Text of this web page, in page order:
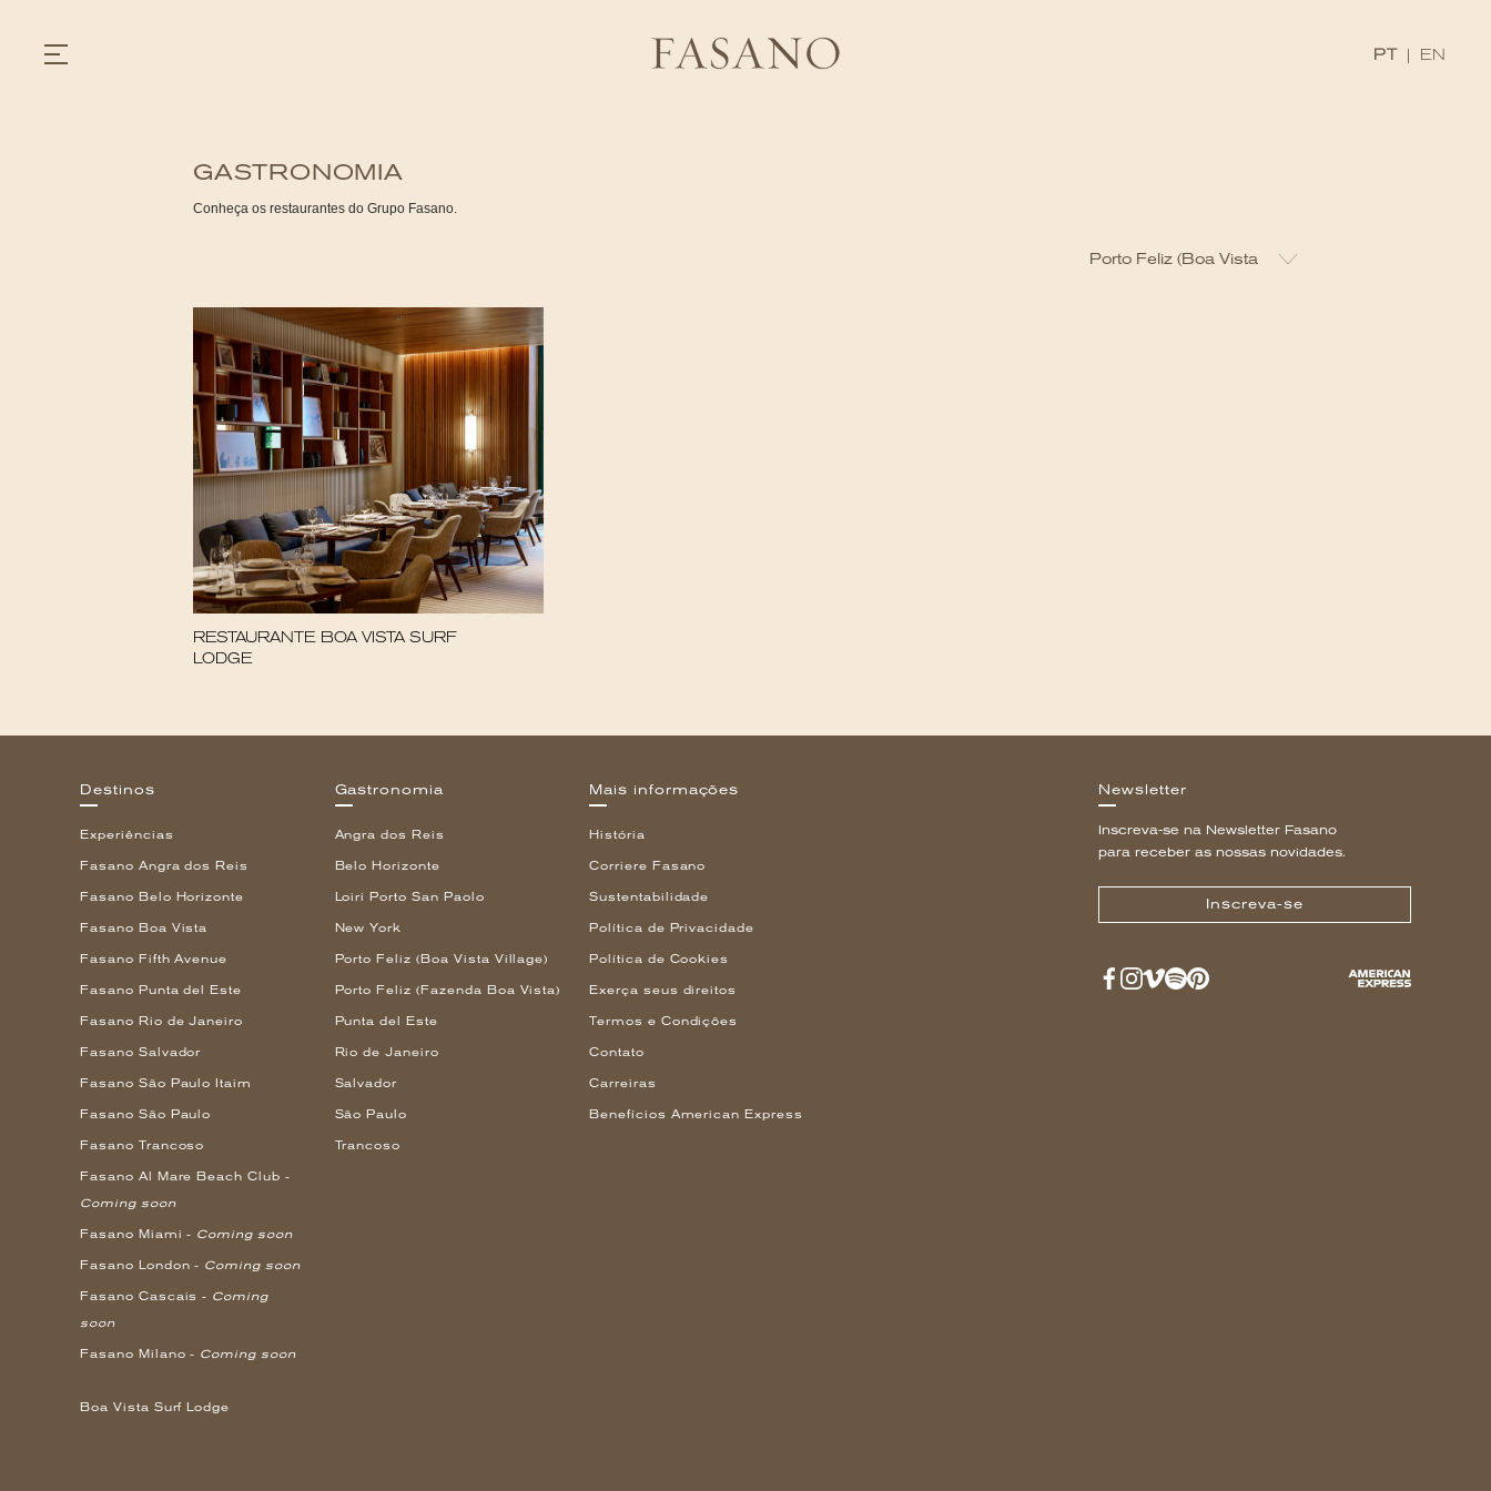
PT EN
HOTÉIS
SHOP | SELEZIONE
DESCUBRA
WHAT'S COOKING
CORRIERE
HISTÓRIA
SUSTENTABILIDADE
CONTATO
GASTRONOMIA
Conheça os restaurantes do Grupo Fasano.
RESTAURANTE BOA VISTA SURF
LODGE
Destinos
Experiências
Fasano Angra dos Reis
Fasano Belo Horizonte
Fasano Boa Vista
Fasano Fifth Avenue
Fasano Punta del Este
Fasano Rio de Janeiro
Fasano Salvador
Fasano São Paulo Itaim
Fasano São Paulo
Fasano Trancoso
Fasano Al Mare Beach Club -
Coming soon
Fasano Miami - Coming soon
Fasano London - Coming soon
Fasano Cascais - Coming
soon
Fasano Milano - Coming soon
Boa Vista Surf Lodge
Gastronomia
Angra dos Reis
Belo Horizonte
Loiri Porto San Paolo
New York
Porto Feliz (Boa Vista Village)
Porto Feliz (Fazenda Boa Vista)
Punta del Este
Rio de Janeiro
Salvador
São Paulo
Trancoso
Mais informações
História
Corriere Fasano
Sustentabilidade
Política de Privacidade
Política de Cookies
Exerça seus direitos
Termos e Condições
Contato
Carreiras
Benefícios American Express
Newsletter
Inscreva-se na Newsletter Fasano
para receber as nossas novidades.
Inscreva-se